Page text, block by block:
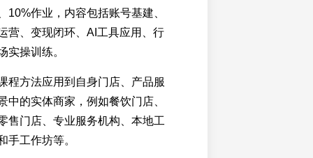
10%作业，内容包括账号基建、
营、变现闭环、AI工具应用、行
实操训练。
程方法应用到自身门店、产品服
中的实体商家，例如餐饮门店、
售门店、专业服务机构、本地工
手工作坊等。